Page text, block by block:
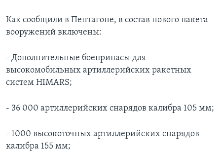
Как сообщили в Пентагоне, в состав нового пакета
вооружений включены:
- Дополнительные боеприпасы для
высокомобильных артиллерийских ракетных
систем HIMARS;
- 36 000 артиллерийских снарядов калибра 105 мм;
- 1000 высокоточных артиллерийских снарядов
калибра 155 мм;